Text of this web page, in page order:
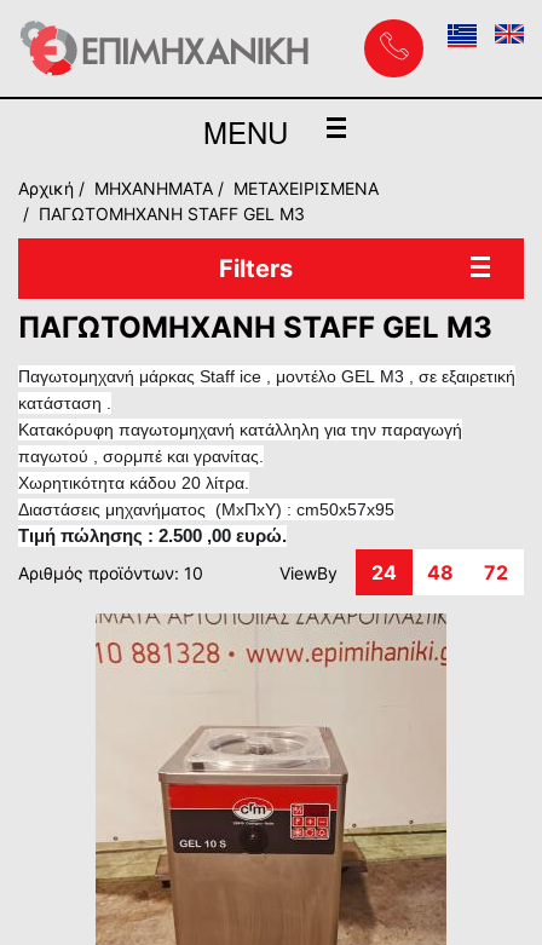
MENU
Αρχική MHXANHMATA
ΜΕΤΑΧΕΙΡΙΣΜΕΝΑ
ΠΑΓΩΤΟΜΗΧΑΝΗ STAFF GEL M3
Filters
ΠΑΓΩΤΟΜΗΧΑΝΗ STAFF GEL M3
Παγωτομηχανή μάρκας Staff ice , μοντέλο GEL M3 , σε εξαιρετική
κατάσταση .
Κατακόρυφη παγωτομηχανή κατάλληλη για την παραγωγή
παγωτού , σορμπέ και γρανίτας.
Χωρητικότητα κάδου 20 λίτρα.
Διαστάσεις μηχανήματος (ΜxΠxΥ) : cm50x57x95
Τιμή πώλησης : 2.500 ,00 ευρώ.
Αριθμός προϊόντων: 10
ViewBy 24 48 72